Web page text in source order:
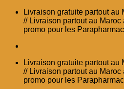
Passer
contenu
Livraison gratuite partout au
// Livraison partout au
promo pour les
Livraison gratuite partout au
// Livraison partout au
promo pour les